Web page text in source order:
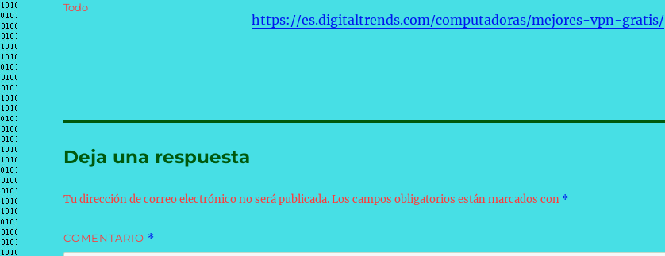
https://es.digitaltrends.com/computadoras/mejores-vpn-gratis/
Todo
Deja una respuesta
Tu dirección de correo electrónico no será publicada.Los campos obligatorios están marcados con *
COMENTARIO *